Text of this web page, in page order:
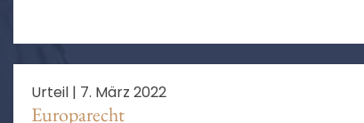
Urteil | 7. März 2022
Europarecht